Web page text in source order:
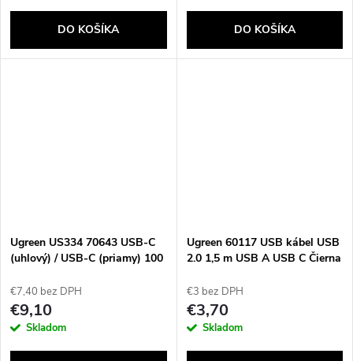
DO KOŠÍKA DO KOŠÍKA
Ugreen US334 70643 USB-C
(uhlový) / USB-C (priamy) 100
€7,40 bez DPH
€9,10
Skladom
Ugreen 60117 USB kábel USB
2.0 1,5 m USB A USB C Čierna
€3 bez DPH
€3,70
Skladom